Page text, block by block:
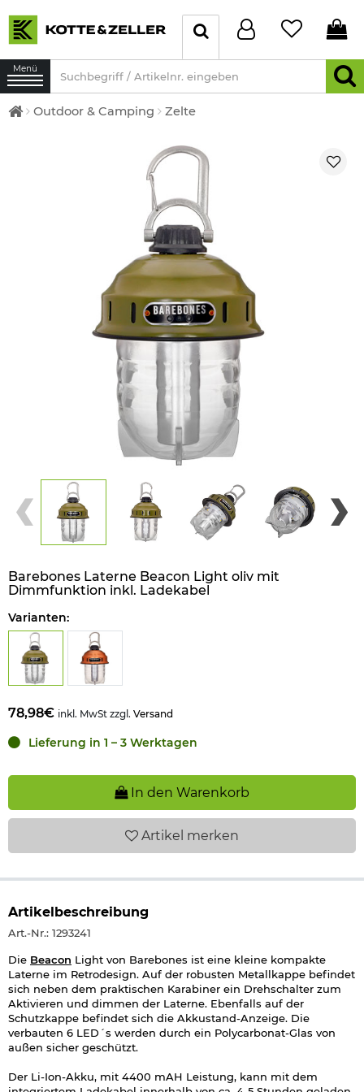
Menü
Outdoor & Camping Zelte
Barebones Laterne Beacon Light oliv mit
Dimmfunktion inkl. Ladekabel
Varianten:
78,98€ inkl. MwSt zzgl. Versand
Lieferung in 1 – 3 Werktagen
In den Warenkorb
Artikel merken
Artikelbeschreibung
Art.-Nr.: 1293241
Die Beacon Light von Barebones ist eine kleine kompakte
Laterne im Retrodesign. Auf der robusten Metallkappe befindet
sich neben dem praktischen Karabiner ein Drehschalter zum
Aktivieren und dimmen der Laterne. Ebenfalls auf der
Schutzkappe befindet sich die Akkustand-Anzeige. Die
verbauten 6 LED´s werden durch ein Polycarbonat-Glas von
außen sicher geschützt.
Der Li-Ion-Akku, mit 4400 mAH Leistung, kann mit dem